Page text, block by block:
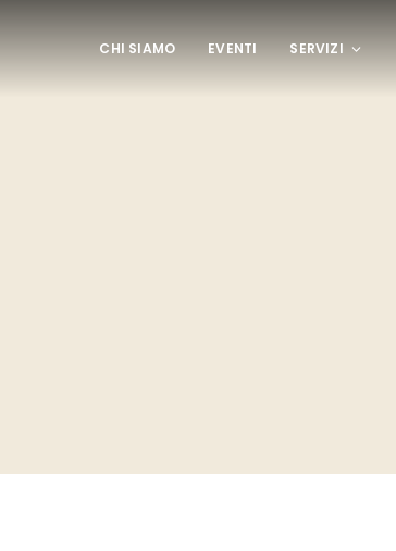
CHI SIAMO EVENTI SERVIZI